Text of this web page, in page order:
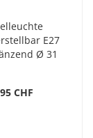
E27
Ø 31
CHF